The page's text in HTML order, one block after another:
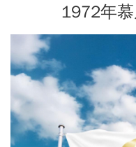
1972年